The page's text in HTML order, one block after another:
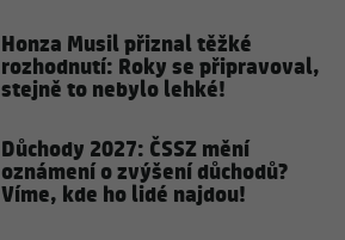
Honza Musil přiznal těžké
rozhodnutí: Roky se připravoval,
stejně to nebylo lehké!
Důchody 2027: ČSSZ mění
oznámení o zvýšení důchodů?
Víme, kde ho lidé najdou!